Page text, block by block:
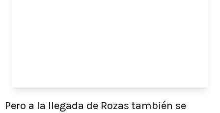
Pero a la llegada de Rozas también se